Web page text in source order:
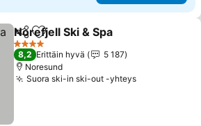
Jaa Lisää suosikkeihin
Norefjell Ski & Spa
4 Tähtiluokitus
8,2 Erittäin hyvä
5 187
Noresund
Suora ski-in ski-out -yhteysKatso hinnat